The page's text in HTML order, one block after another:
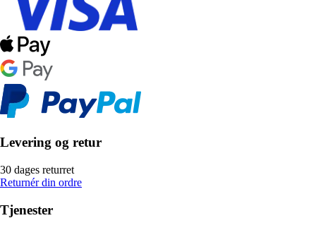
Levering og retur
30 dages returret
Returnér din ordre
Tjenester